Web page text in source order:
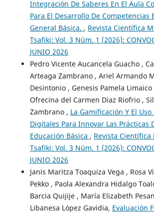
Integración De Saberes En El Aula
Para El Desarrollo De Competencias
General Básica. , Revista Científica
Tsafiki: Vol. 3 Núm. 1 (2026):
JUNIO 2026
Pedro Vicente Aucancela Guacho ,
Arteaga Zambrano , Ariel Armando
Desintonio , Genesis Pamela
Ofrecina del Carmen Diaz Riofrio ,
Zambrano , La Gamificación Y El
Digitales Para Innovar Las Prácticas
Educación Básica , Revista
Tsafiki: Vol. 3 Núm. 1 (2026):
JUNIO 2026
Janis Maritza Toaquiza Vega , Rosa
Pekko , Paola Alexandra Hidalgo
Barcia Quijije , María Elizabeth
Libanesa López Gavidia, Evaluación